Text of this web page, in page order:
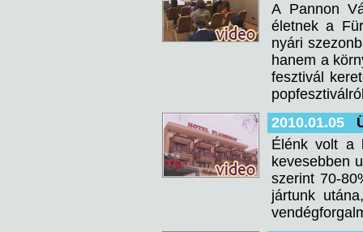
A Pannon
életnek a
nyári
hanem a
fesztivál
2010.01.05
Élénk volt a
kevesebben
szerint 70-
jártunk